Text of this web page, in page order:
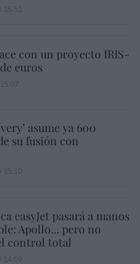
con un proyecto IRIS-
euros
asume ya 600
su fusión con
easyJet pasará a manos
Apollo... pero no
control total